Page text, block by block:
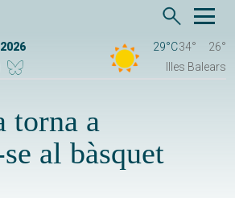
29°C34°
26°
Illes Balears
torna a
al bàsquet